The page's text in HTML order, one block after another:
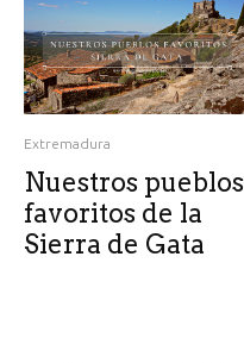
Extremadura
Nuestros pueblos
favoritos de la
Sierra de Gata